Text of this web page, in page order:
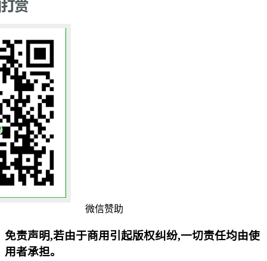
微信赞助
免责声明,若由于商用引起版权纠纷,一切责任均由使
用者承担。